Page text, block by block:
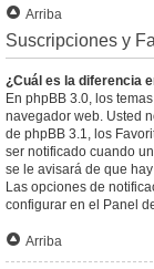
Arriba
Suscripciones y
¿Cuál es la diferencia
En phpBB 3.0, los
navegador web. Usted
de phpBB 3.1, los
ser notificado cuando
se le avisará de que
Las opciones de
configurar en el Panel
Arriba